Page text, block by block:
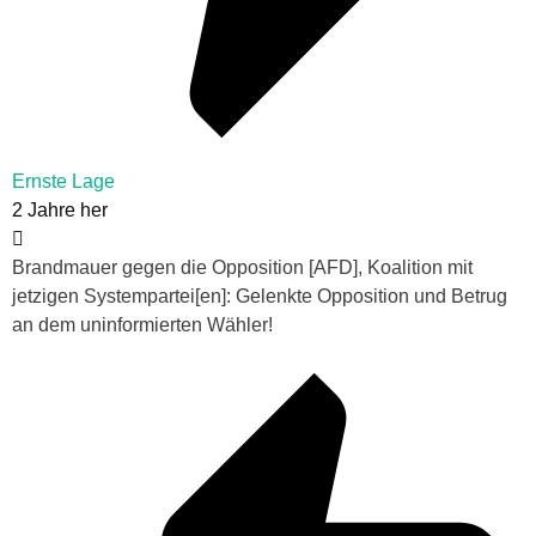
Ernste Lage
2 Jahre her
Brandmauer gegen die Opposition [AFD], Koalition mit
jetzigen Systempartei[en]: Gelenkte Opposition und Betrug
an dem uninformierten Wähler!